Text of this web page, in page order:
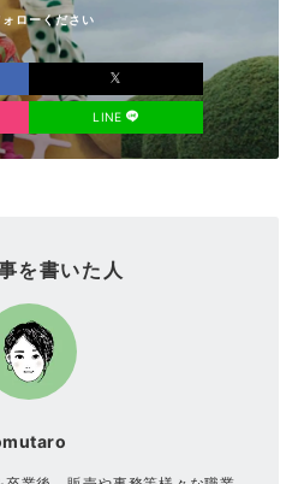
ローください
LINE
を書いた人